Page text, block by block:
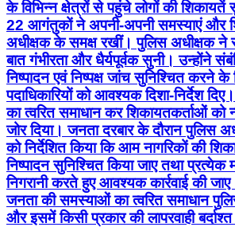
के विभिन्न क्षेत्रों से पहुंचे लोगों की
22 आगंतुकों ने अपनी-अपनी समस्याएं और
अधीक्षक के समक्ष रखीं। पुलिस अधीक्षक ने
बात गंभीरता और धैर्यपूर्वक सुनी। उन्होंने
निष्पादन एवं निष्पक्ष जांच सुनिश्चित करने
पदाधिकारियों को आवश्यक दिशा-निर्देश
का त्वरित समाधान कर शिकायतकर्ताओं को
जोर दिया। जनता दरबार के दौरान पुलिस
को निर्देशित किया कि आम नागरिकों की
निष्पादन सुनिश्चित किया जाए तथा प्रत्येक
निगरानी करते हुए आवश्यक कार्रवाई की
जनता की समस्याओं का त्वरित समाधान
और इसमें किसी प्रकार की लापरवाही